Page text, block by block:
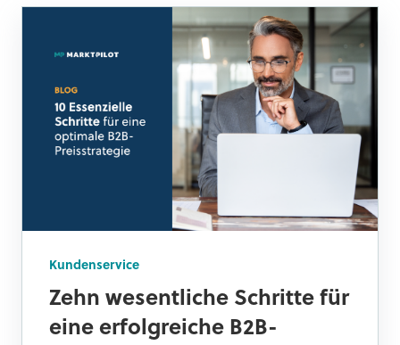
Kundenservice
Zehn wesentliche Schritte für
eine erfolgreiche B2B-